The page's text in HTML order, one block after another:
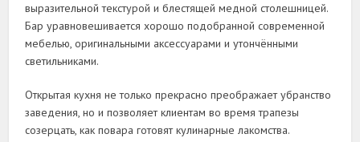
выразительной текстурой и блестящей медной столешницей.
Бар уравновешивается хорошо подобранной современной
мебелью, оригинальными аксессуарами и утончёнными
светильниками.
Открытая кухня не только прекрасно преображает убранство
заведения, но и позволяет клиентам во время трапезы
созерцать, как повара готовят кулинарные лакомства.